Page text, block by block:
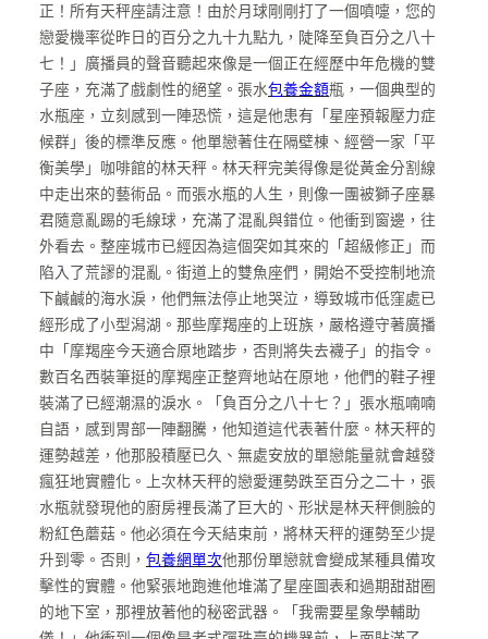
正！所有天秤座請注意！由於月球剛剛打了一個噴嚏，您的
戀愛機率從昨日的百分之九十九點九，陡降至負百分之八十
七！」廣播員的聲音聽起來像是一個正在經歷中年危機的雙
子座，充滿了戲劇性的絕望。張水包養金額瓶，一個典型的
水瓶座，立刻感到一陣恐慌，這是他患有「星座預報壓力症
候群」後的標準反應。他單戀著住在隔壁棟、經營一家「平
衡美學」咖啡館的林天秤。林天秤完美得像是從黃金分割線
中走出來的藝術品。而張水瓶的人生，則像一團被獅子座暴
君隨意亂踢的毛線球，充滿了混亂與錯位。他衝到窗邊，往
外看去。整座城市已經因為這個突如其來的「超級修正」而
陷入了荒謬的混亂。街道上的雙魚座們，開始不受控制地流
下鹹鹹的海水淚，他們無法停止地哭泣，導致城市低窪處已
經形成了小型潟湖。那些摩羯座的上班族，嚴格遵守著廣播
中「摩羯座今天適合原地踏步，否則將失去襪子」的指令。
數百名西裝筆挺的摩羯座正整齊地站在原地，他們的鞋子裡
裝滿了已經潮濕的淚水。「負百分之八十七？」張水瓶喃喃
自語，感到胃部一陣翻騰，他知道這代表著什麼。林天秤的
運勢越差，他那股積壓已久、無處安放的單戀能量就會越發
瘋狂地實體化。上次林天秤的戀愛運勢跌至百分之二十，張
水瓶就發現他的廚房裡長滿了巨大的、形狀是林天秤側臉的
粉紅色蘑菇。他必須在今天結束前，將林天秤的運勢至少提
升到零。否則， 包養網單次他那份單戀就會變成某種具備攻
擊性的實體。他緊張地跑進他堆滿了星座圖表和過期甜甜圈
的地下室，那裡放著他的秘密武器。「我需要星象學輔助